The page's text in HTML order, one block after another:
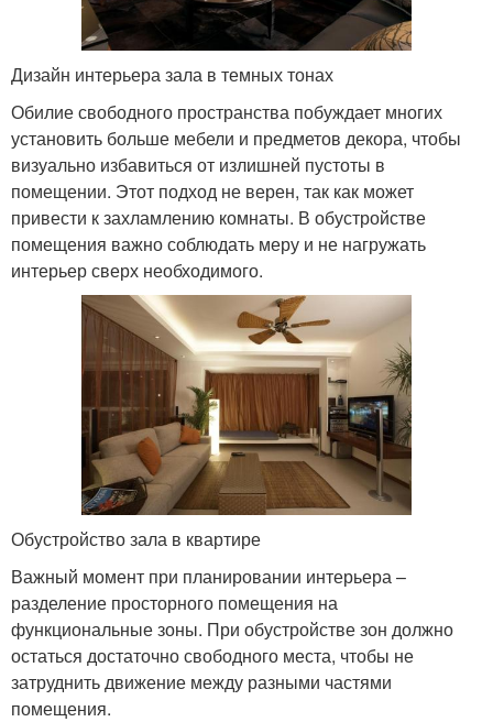
Дизайн интерьера зала в темных тонах
Обилие свободного пространства побуждает многих
установить больше мебели и предметов декора, чтобы
визуально избавиться от излишней пустоты в
помещении. Этот подход не верен, так как может
привести к захламлению комнаты. В обустройстве
помещения важно соблюдать меру и не нагружать
интерьер сверх необходимого.
Обустройство зала в квартире
Важный момент при планировании интерьера –
разделение просторного помещения на
функциональные зоны. При обустройстве зон должно
остаться достаточно свободного места, чтобы не
затруднить движение между разными частями
помещения.